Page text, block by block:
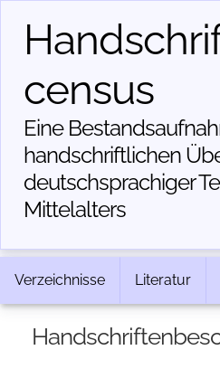
census
Eine
handschriftlichen
deutschsprachiger
Mittelalters
Verzeichnisse Literatur